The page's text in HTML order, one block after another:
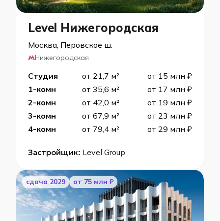
Level Нижегородская
Москва, Перовское ш.
Нижегородская
Студия от 21,7 м²
от 15 млн ₽
1-комн
от 35,6 м²
от 17 млн ₽
2-комн
от 42,0 м²
от 19 млн ₽
3-комн
от 67,9 м²
от 23 млн ₽
4-комн
от 79,4 м² от 29 млн ₽
Застройщик: Level Group
cдача 2029 от 75 млн ₽